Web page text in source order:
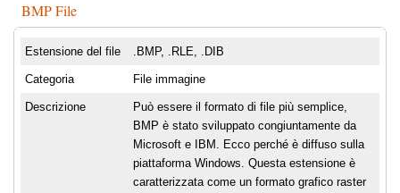
BMP File
Estensione del file .BMP, .RLE, .DIB
Categoria File immagine
Descrizione
Può essere il formato di file più semplice,
BMP è stato sviluppato congiuntamente da
Microsoft e IBM. Ecco perché è diffuso sulla
piattaforma Windows. Questa estensione è
caratterizzata come un formato grafico raster